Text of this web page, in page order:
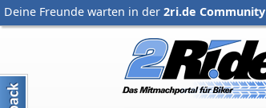
Deine Freunde warten in der 2ri.de Community